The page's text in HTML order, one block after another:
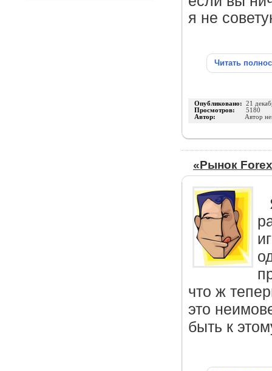
я не
Читать
Опубликовано: 21
Просмотров: 5180
Автор: Автор
«Рынок
что ж
это
быть к